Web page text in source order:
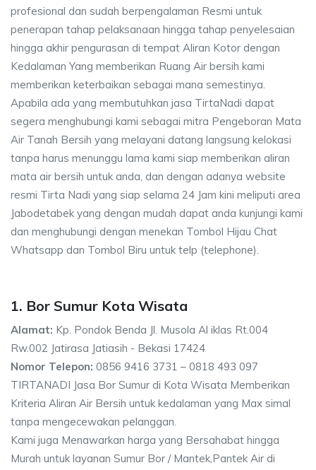
profesional dan sudah berpengalaman Resmi untuk
penerapan tahap pelaksanaan hingga tahap penyelesaian
hingga akhir pengurasan di tempat Aliran Kotor dengan
Kedalaman Yang memberikan Ruang Air bersih kami
memberikan keterbaikan sebagai mana semestinya.
Apabila ada yang membutuhkan jasa TirtaNadi dapat
segera menghubungi kami sebagai mitra Pengeboran Mata
Air Tanah Bersih yang melayani datang langsung kelokasi
tanpa harus menunggu lama kami siap memberikan aliran
mata air bersih untuk anda, dan dengan adanya website
resmi Tirta Nadi yang siap selama 24 Jam kini meliputi area
Jabodetabek yang dengan mudah dapat anda kunjungi kami
dan menghubungi dengan menekan Tombol Hijau Chat
Whatsapp dan Tombol Biru untuk telp (telephone).
1. Bor Sumur Kota Wisata
Alamat: Kp. Pondok Benda Jl. Musola Al iklas Rt.004
Rw.002 Jatirasa Jatiasih - Bekasi 17424
Nomor Telepon: 0856 9416 3731 – 0818 493 097
TIRTANADI Jasa Bor Sumur di Kota Wisata Memberikan
Kriteria Aliran Air Bersih untuk kedalaman yang Max simal
tanpa mengecewakan pelanggan.
Kami juga Menawarkan harga yang Bersahabat hingga
Murah untuk layanan Sumur Bor / Mantek,Pantek Air di